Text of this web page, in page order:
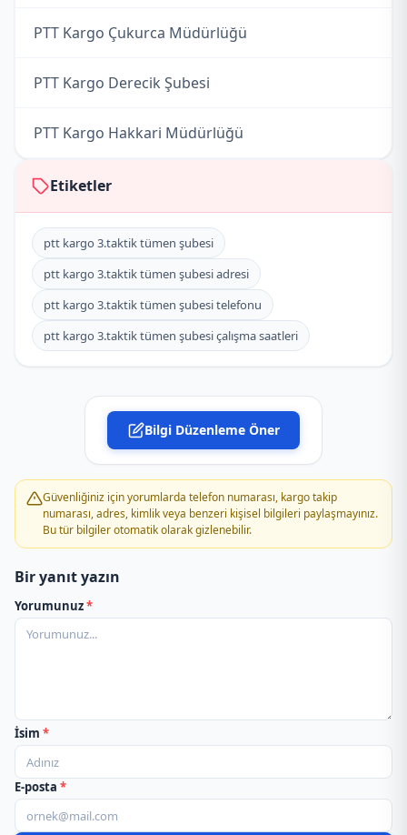
PTT Kargo Çukurca Müdürlüğü
PTT Kargo Derecik Şubesi
PTT Kargo Hakkari Müdürlüğü
PTT Kargo Otluca (Dağ Kom.Tug.Komt.) Şubesi
PTT Kargo Şemdinli Müdürlüğü
PTT Kargo Tugay Komutanlığı Şubesi
PTT Kargo Yüksekova Müdürlüğü
Etiketler
ptt kargo 3.taktik tümen şubesi
ptt kargo 3.taktik tümen şubesi adresi
ptt kargo 3.taktik tümen şubesi telefonu
ptt kargo 3.taktik tümen şubesi çalışma saatleri
Bilgi Düzenleme Öner
Güvenliğiniz için yorumlarda telefon numarası, kargo takip
numarası, adres, kimlik veya benzeri kişisel bilgileri paylaşmayınız.
Bu tür bilgiler otomatik olarak gizlenebilir.
Bir yanıt yazın
Yorumunuz*
İsim *
E-posta *